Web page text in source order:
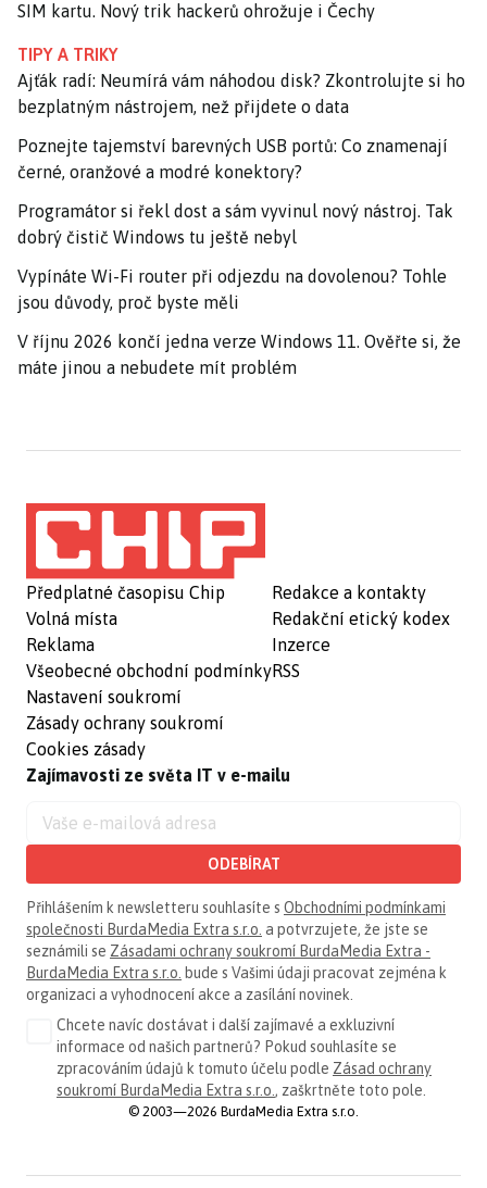
SIM kartu. Nový trik hackerů ohrožuje i Čechy
TIPY A TRIKY
Ajťák radí: Neumírá vám náhodou disk? Zkontrolujte si ho
bezplatným nástrojem, než přijdete o data
Poznejte tajemství barevných USB portů: Co znamenají
černé, oranžové a modré konektory?
Programátor si řekl dost a sám vyvinul nový nástroj. Tak
dobrý čistič Windows tu ještě nebyl
Vypínáte Wi-Fi router při odjezdu na dovolenou? Tohle
jsou důvody, proč byste měli
V říjnu 2026 končí jedna verze Windows 11. Ověřte si, že
máte jinou a nebudete mít problém
Předplatné časopisu Chip
Volná místa
Reklama
Všeobecné obchodní podmínky
Nastavení soukromí
Zásady ochrany soukromí
Cookies zásady
Redakce a kontakty
Redakční etický kodex
Inzerce
RSS
Zajímavosti ze světa IT v e-mailu
ODEBÍRAT
Přihlášením k newsletteru souhlasíte s Obchodními podmínkami
společnosti BurdaMedia Extra s.r.o. a potvrzujete, že jste se
seznámili se Zásadami ochrany soukromí BurdaMedia Extra -
BurdaMedia Extra s.r.o. bude s Vašimi údaji pracovat zejména k
organizaci a vyhodnocení akce a zasílání novinek.
Chcete navíc dostávat i další zajímavé a exkluzivní
informace od našich partnerů? Pokud souhlasíte se
zpracováním údajů k tomuto účelu podle Zásad ochrany
soukromí BurdaMedia Extra s.r.o., zaškrtněte toto pole.
© 2003—2026 BurdaMedia Extra s.r.o.